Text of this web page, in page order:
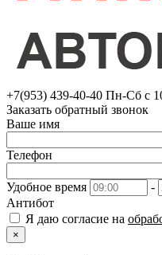
+7(953) 439-40-40 Пн-Сб с
Заказать обратный звонок
Ваше имя
Телефон
Удобное время
-
Антибот
Я даю согласие на
×